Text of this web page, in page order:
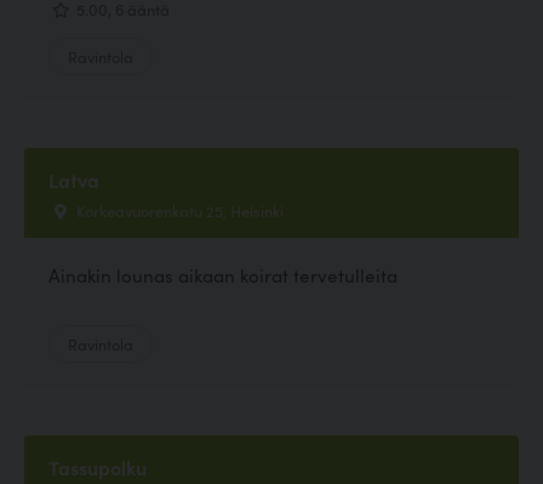
Latva
Korkeavuorenkatu 25, Helsinki
Ainakin lounas aikaan koirat tervetulleita
Tassupolku